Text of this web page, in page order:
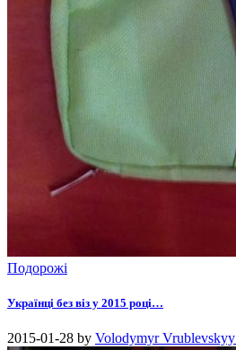
Подорожі
Українці без віз у 2015 році…
2015-01-28 by Volodymyr Vrublevskyy